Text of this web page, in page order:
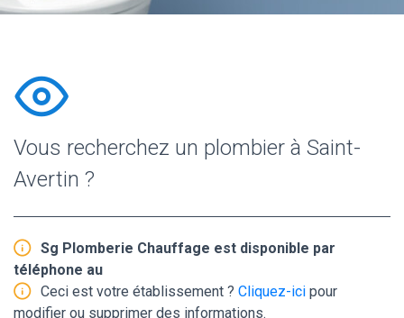
Vous recherchez un plombier à Saint-
Avertin ?
Sg Plomberie Chauffage est disponible par
téléphone au
Ceci est votre établissement ? Cliquez-ici pour
modifier ou supprimer des informations.